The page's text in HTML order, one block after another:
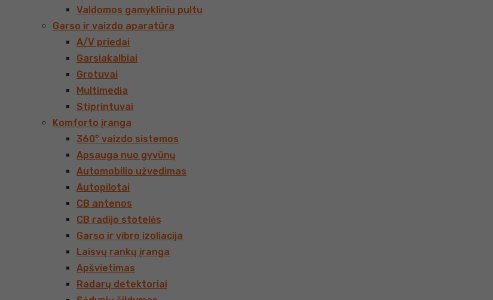
Valdomos gamykliniu pultu
Garso ir vaizdo aparatūra
A/V priedai
Garsiakalbiai
Grotuvai
Multimedia
Stiprintuvai
Komforto įranga
360° vaizdo sistemos
Apsauga nuo gyvūnų
Automobilio užvedimas
Autopilotai
CB antenos
CB radijo stotelės
Garso ir vibro izoliacija
Laisvų rankų įranga
Apšvietimas
Radarų detektoriai